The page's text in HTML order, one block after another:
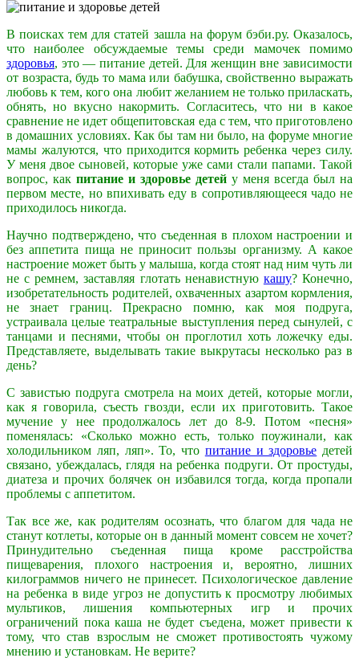
В поисках тем для статей зашла на форум бэби.ру. Оказалось,
что наиболее обсуждаемые темы среди мамочек помимо
здоровья, это — питание детей. Для женщин вне зависимости
от возраста, будь то мама или бабушка, свойственно выражать
любовь к тем, кого она любит желанием не только приласкать,
обнять, но вкусно накормить. Согласитесь, что ни в какое
сравнение не идет общепитовская еда с тем, что приготовлено
в домашних условиях. Как бы там ни было, на форуме многие
мамы жалуются, что приходится кормить ребенка через силу.
У меня двое сыновей, которые уже сами стали папами. Такой
вопрос, как питание и здоровье детей у меня всегда был на
первом месте, но впихивать еду в сопротивляющееся чадо не
приходилось никогда.
Научно подтверждено, что съеденная в плохом настроении и
без аппетита пища не приносит пользы организму. А какое
настроение может быть у малыша, когда стоят над ним чуть ли
не с ремнем, заставляя глотать ненавистную кашу? Конечно,
изобретательность родителей, охваченных азартом кормления,
не знает границ. Прекрасно помню, как моя подруга,
устраивала целые театральные выступления перед сынулей, с
танцами и песнями, чтобы он проглотил хоть ложечку еды.
Представляете, выделывать такие выкрутасы несколько раз в
день?
С завистью подруга смотрела на моих детей, которые могли,
как я говорила, съесть гвозди, если их приготовить. Такое
мучение у нее продолжалось лет до 8-9. Потом «песня»
поменялась: «Сколько можно есть, только поужинали, как
холодильником ляп, ляп». То, что питание и здоровье детей
связано, убеждалась, глядя на ребенка подруги. От простуды,
диатеза и прочих болячек он избавился тогда, когда пропали
проблемы с аппетитом.
Так все же, как родителям осознать, что благом для чада не
станут котлеты, которые он в данный момент совсем не хочет?
Принудительно съеденная пища кроме расстройства
пищеварения, плохого настроения и, вероятно, лишних
килограммов ничего не принесет. Психологическое давление
на ребенка в виде угроз не допустить к просмотру любимых
мультиков, лишения компьютерных игр и прочих
ограничений пока каша не будет съедена, может привести к
тому, что став взрослым не сможет противостоять чужому
мнению и установкам. Не верите?